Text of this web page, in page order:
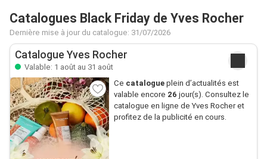
Catalogues Black Friday de Yves Rocher
Dernière mise à jour du catalogue: 31/07/2026
Catalogue Yves Rocher
Valable: 1 août au 31 août
Ce catalogueplein d’actualités est
valable encore 26 jour(s). Consultez le
catalogue en ligne de Yves Rocher et
profitez de la publicité en cours.